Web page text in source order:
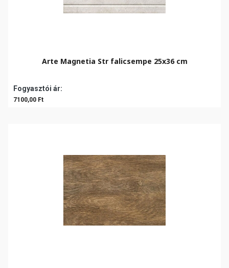
Arte Magnetia Str falicsempe 25x36 cm
Fogyasztói ár:
7100,00 Ft